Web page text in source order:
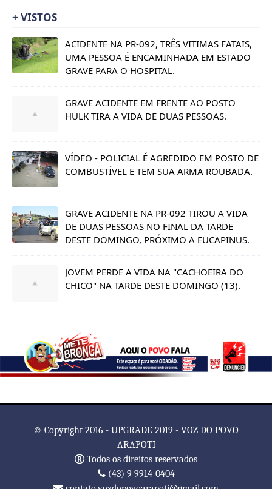
+ VISTOS
ACIDENTE NA PR-092, TRÊS VITIMAS FATAIS,
UMA PESSOA É ENCAMINHADA EM ESTADO
GRAVE PARA O HOSPITAL.
GRAVE ACIDENTE EM FRENTE AO POSTO
HULK TIRA A VIDA DE DUAS PESSOAS.
VÍDEO - POLICIAL É AGREDIDO EM POSTO DE
COMBUSTÍVEL E TEM SUA ARMA ROUBADA.
GRAVE ACIDENTE NA PR-092 TIROU A VIDA
DE DUAS PESSOAS NO FINAL DA TARDE
DESTE DOMINGO, PRÓXIMO A EUCAPINUS.
JOVEM PERDE A VIDA NA "CACHOEIRA DO
CHICO" NA TARDE DESTE DOMINGO (13).
© Copyright 2016 - UPGRADE 2019 - VOZ DO POVO
ARAPOTI
Todos os direitos reservados
(43) 9 9914-0404